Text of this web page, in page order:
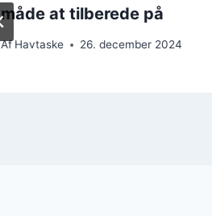
måde at tilberede på
Af Havtaske 26. december 2024